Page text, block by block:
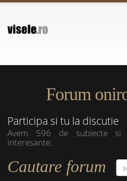
Forum
Participa si tu la discutie
Avem 596 de subiecte si
interesante.
Cautare forum